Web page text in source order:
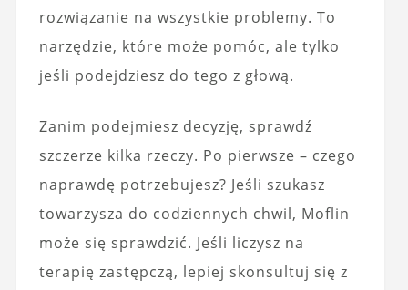
rozwiązanie na wszystkie problemy. To
narzędzie, które może pomóc, ale tylko
jeśli podejdziesz do tego z głową.
Zanim podejmiesz decyzję, sprawdź
szczerze kilka rzeczy. Po pierwsze – czego
naprawdę potrzebujesz? Jeśli szukasz
towarzysza do codziennych chwil, Moflin
może się sprawdzić. Jeśli liczysz na
terapię zastępczą, lepiej skonsultuj się z